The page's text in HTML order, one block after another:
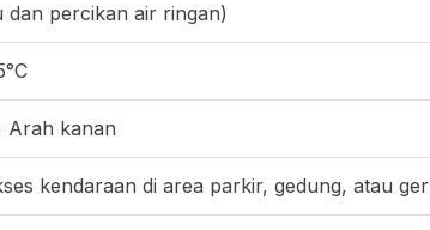
dan percikan air ringan)
Arah kanan
kendaraan di area parkir, gedung, atau